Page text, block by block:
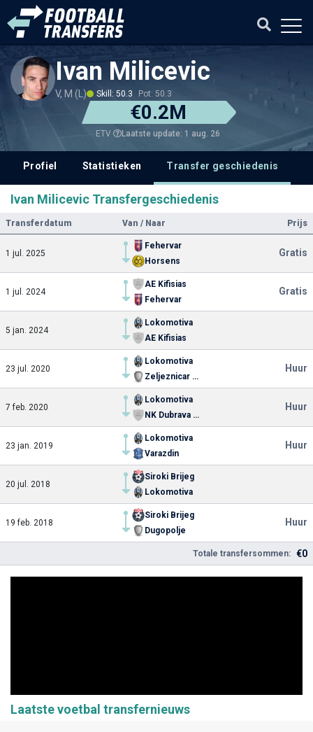
Ivan Milicevic
V, M (L) Skill: 50.3 Pot: 50.3
€0.2M
ETV Laatste update: 1 aug. 26
Profiel Statistieken Transfer geschiedenis
Ivan Milicevic Transfergeschiedenis
Transferdatum Van / Naar Prijs
1 jul. 2025
Fehervar
Horsens
Gratis
1 jul. 2024
AE Kifisias
Fehervar
Gratis
5 jan. 2024
Lokomotiva
AE Kifisias
23 jul. 2020
Lokomotiva
Zeljeznicar BL
Huur
7 feb. 2020
Lokomotiva
NK Dubrava Tim kabel
Huur
23 jan. 2019
Lokomotiva
Varazdin
Huur
20 jul. 2018
Siroki Brijeg
Lokomotiva
19 feb. 2018
Siroki Brijeg
Dugopolje
Huur
Totale transfersommen: €0
Laatste voetbal transfernieuws